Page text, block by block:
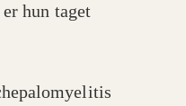
hun taget